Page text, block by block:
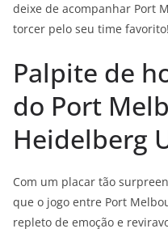
deixe de acompanhar Port
torcer pelo seu time favorito!
Palpite de
do Port
Heidelberg
Com um placar tão
que o jogo entre Port
repleto de emoção e